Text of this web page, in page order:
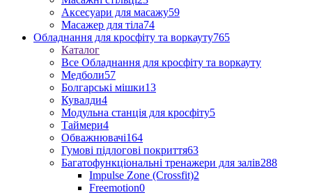
Аксесуари для масажу59
Масажер для тіла74
Обладнання для кросфіту та воркауту765
Каталог
Все Обладнання для кросфіту та воркауту
Медболи57
Болгарські мішки13
Кувалди4
Модульна станція для кросфіту5
Таймери4
Обважнювачі164
Гумові підлогові покриття63
Багатофункціональні тренажери для залів288
Impulse Zone (Crossfit)2
Freemotion0